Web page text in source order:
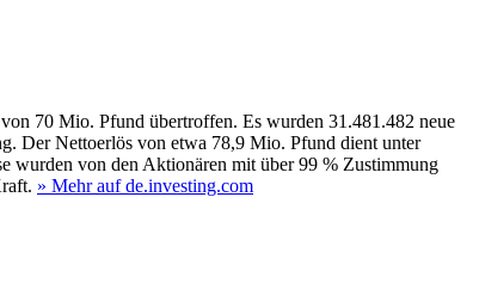
70 Mio. Pfund übertroffen. Es wurden 31.481.482 neue
Der Nettoerlös von etwa 78,9 Mio. Pfund dient unter
wurden von den Aktionären mit über 99 % Zustimmung
» Mehr auf de.investing.com